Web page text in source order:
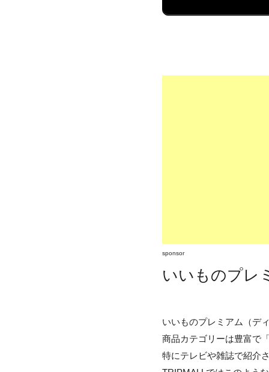
sponsor
いいものプレ
いいものプレミアム（デ
商品カテゴリーは豊富で
特にテレビや雑誌で紹介